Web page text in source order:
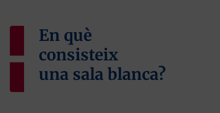
En què
consisteix
una sala blanca?